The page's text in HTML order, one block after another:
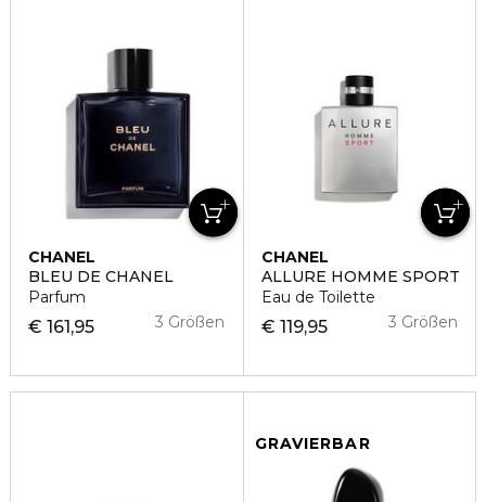
CHANEL
BLEU DE CHANEL
Parfum
€ 161,95 3 Größen
CHANEL
ALLURE HOMME SPORT
Eau de Toilette
€ 119,95 3 Größen
GRAVIERBAR